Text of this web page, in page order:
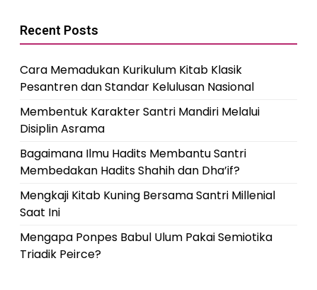
Recent Posts
Cara Memadukan Kurikulum Kitab Klasik
Pesantren dan Standar Kelulusan Nasional
Membentuk Karakter Santri Mandiri Melalui
Disiplin Asrama
Bagaimana Ilmu Hadits Membantu Santri
Membedakan Hadits Shahih dan Dha’if?
Mengkaji Kitab Kuning Bersama Santri Millenial
Saat Ini
Mengapa Ponpes Babul Ulum Pakai Semiotika
Triadik Peirce?